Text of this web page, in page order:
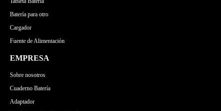
Batería para otro
Cargador
Fuente de Alimentación
EMPRESA
Sobre nosotros
Cuaderno Batería
Adaptador